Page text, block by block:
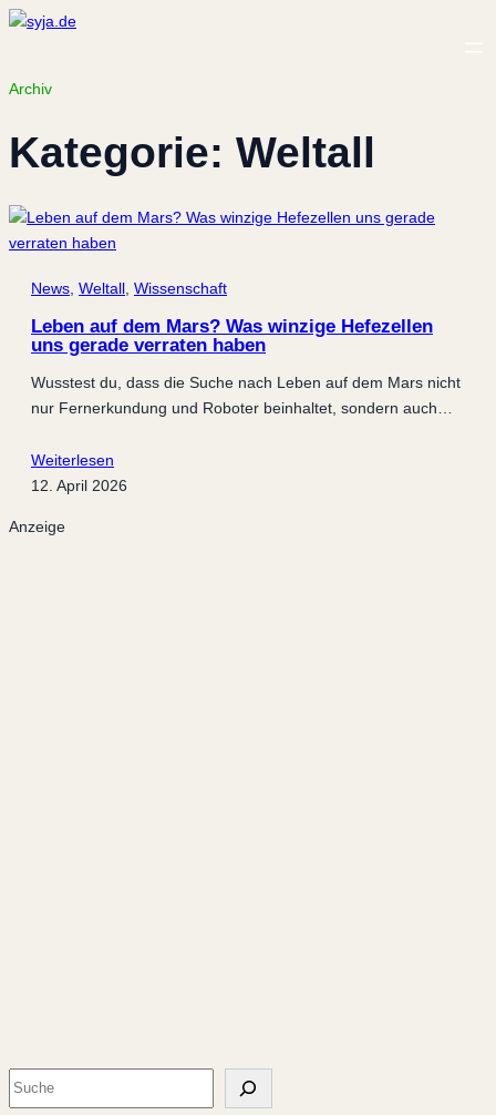
Archiv
Kategorie: Weltall
News Weltall Wissenschaft
Leben auf dem Mars? Was winzige Hefezellen
uns gerade verraten haben
Wusstest du, dass die Suche nach Leben auf dem Mars nicht
nur Fernerkundung und Roboter beinhaltet, sondern auch…
Weiterlesen
12. April 2026
Anzeige
S
u